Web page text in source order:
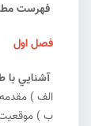
فهرست
فصل اول
آشنايي با
ب )